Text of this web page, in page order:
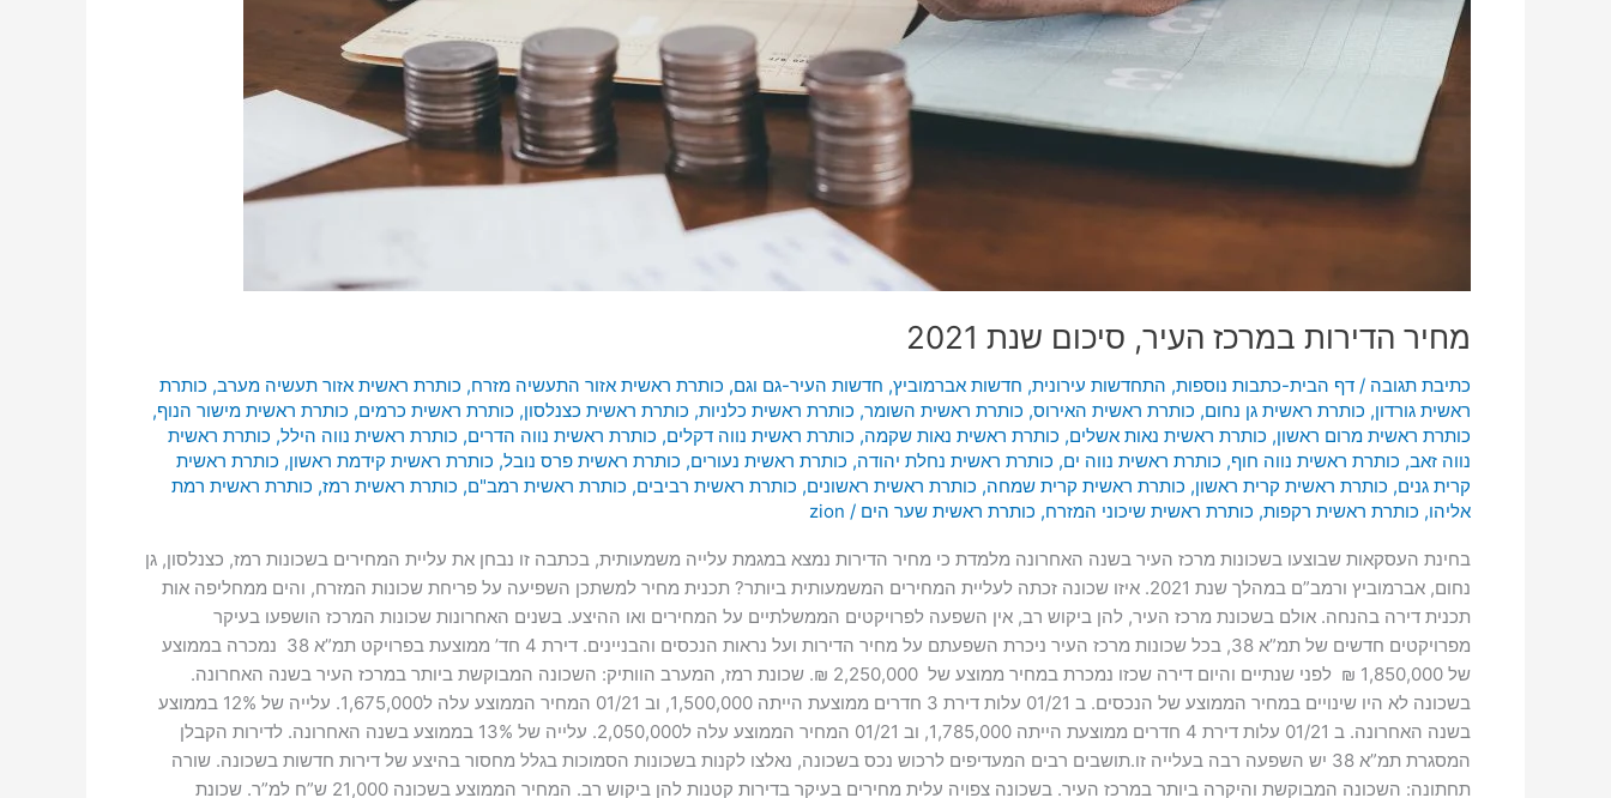
מחיר הדירות במרכז העיר, סיכום שנת 2021
כתיבת תגובה / דף הבית-כתבות נוספות, התחדשות עירונית, חדשות אברמוביץ, חדשות העיר-גם וגם, כותרת ראשית אזור התעשיה מזרח, כותרת ראשית אזור תעשיה מערב, כותרת
ראשית גורדון, כותרת ראשית גן נחום, כותרת ראשית האירוס, כותרת ראשית השומר, כותרת ראשית כלניות, כותרת ראשית כצנלסון, כותרת ראשית כרמים, כותרת ראשית מישור הנוף,
כותרת ראשית מרום ראשון, כותרת ראשית נאות אשלים, כותרת ראשית נאות שקמה, כותרת ראשית נווה דקלים, כותרת ראשית נווה הדרים, כותרת ראשית נווה הילל, כותרת ראשית
נווה זאב, כותרת ראשית נווה חוף, כותרת ראשית נווה ים, כותרת ראשית נחלת יהודה, כותרת ראשית נעורים, כותרת ראשית פרס נובל, כותרת ראשית קידמת ראשון, כותרת ראשית
קרית גנים, כותרת ראשית קרית ראשון, כותרת ראשית קרית שמחה, כותרת ראשית ראשונים, כותרת ראשית רביבים, כותרת ראשית רמב"ם, כותרת ראשית רמז, כותרת ראשית רמת
אליהו, כותרת ראשית רקפות, כותרת ראשית שיכוני המזרח, כותרת ראשית שער הים /
zion
בחינת העסקאות שבוצעו בשכונות מרכז העיר בשנה האחרונה מלמדת כי מחיר הדירות נמצא במגמת עלייה משמעותית, בכתבה זו נבחן את עליית המחירים בשכונות רמז, כצנלסון, גן
נחום, אברמוביץ ורמב”ם במהלך שנת 2021. איזו שכונה זכתה לעליית המחירים המשמעותית ביותר? תכנית מחיר למשתכן השפיעה על פריחת שכונות המזרח, והים ממחליפה אות
תכנית דירה בהנחה. אולם בשכונת מרכז העיר, להן ביקוש רב, אין השפעה לפרויקטים הממשלתיים על המחירים ואו ההיצע. בשנים האחרונות שכונות המרכז הושפעו בעיקר
מפרויקטים חדשים של תמ”א 38, בכל שכונות מרכז העיר ניכרת השפעתם על מחיר הדירות ועל נראות הנכסים והבניינים. דירת 4 חד’ ממוצעת בפרויקט תמ”א 38 נמכרה בממוצע
של 1,850,000 ₪ לפני שנתיים והיום דירה שכזו נמכרת במחיר ממוצע של 2,250,000 ₪. שכונת רמז, המערב הוותיק: השכונה המבוקשת ביותר במרכז העיר בשנה האחרונה.
בשכונה לא היו שינויים במחיר הממוצע של הנכסים. ב 01/21 עלות דירת 3 חדרים ממוצעת הייתה 1,500,000, וב 01/21 המחיר הממוצע עלה ל1,675,000. עלייה של 12% בממוצע
בשנה האחרונה. ב 01/21 עלות דירת 4 חדרים ממוצעת הייתה 1,785,000, וב 01/21 המחיר הממוצע עלה ל2,050,000. עלייה של 13% בממוצע בשנה האחרונה. לדירות הקבלן
המסגרת תמ”א 38 יש השפעה רבה בעלייה זו.תושבים רבים המעדיפים לרכוש נכס בשכונה, נאלצו לקנות בשכונות הסמוכות בגלל מחסור בהיצע של דירות חדשות בשכונה. שורה
תחתונה: השכונה המבוקשת והיקרה ביותר במרכז העיר. בשכונה צפויה עלית מחירים בעיקר בדירות קטנות להן ביקוש רב. המחיר הממוצע בשכונה 21,000 ש”ח למ”ר. שכונת